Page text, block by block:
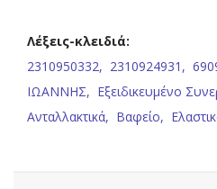
Λέξεις-κλειδιά:
2310950332, 2310924931,
ΙΩΑΝΝΗΣ, Εξειδικευμένο
Ανταλλακτικά, Βαφείο,